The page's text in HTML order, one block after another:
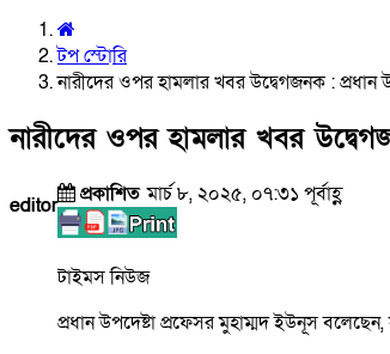
টপ স্টোরি
নারীদের ওপর হামলার খবর উদ্বেগজনক : প্রধান
নারীদের ওপর হামলার খবর
editor প্রকাশিতমার্চ ৮, ২০২৫, ০৭:৩১ পূর্বাহ্ণ
টাইমস নিউজ
প্রধান উপদেষ্টা প্রফেসর মুহাম্মদ ইউনূস